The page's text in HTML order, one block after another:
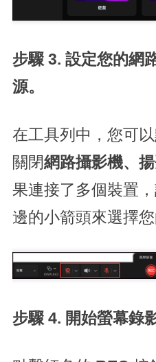
步驟 3. 設定您的網
源。
在工具列中，您可
關閉網路攝影機、
果連接了多個裝置
邊的小箭頭來選擇您
步驟 4. 開始螢幕錄影